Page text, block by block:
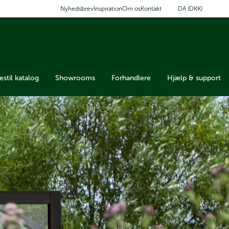
Nyhedsbrev InspirationOm osKontakt DA (DKK)
katalog Showrooms Forhandlere Hjælp & support